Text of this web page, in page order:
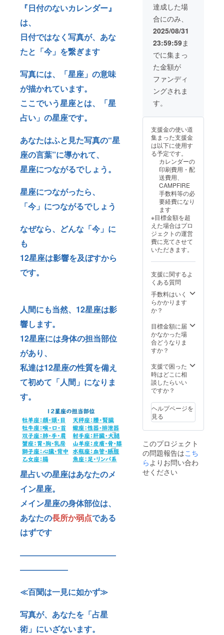
『日付のないカレンダー』
は、
日付ではなく写真が、あな
たと「今」を繋ぎます
写真には、「星座」の意味
が描かれています。
ここでいう星座とは、「星
占い」の星座です。
あなたはふと見た写真の“星
座の言葉”に導かれて、
星座につながるでしょう。
星座につながったら、
「今」につながるでしょう
なぜなら、どんな「今」に
も
12星座は影響を及ぼすから
です。
人間にも当然、12星座は影
響します。
12星座には身体の担当部位
があり、
私達は12星座の性質を備え
て初めて「人間」になりま
す。
星占いの星座はあなたのメ
イン星座。
メイン星座の身体部位は、
あなたの長所か弱点である
はずです
――――――――――――
――――――
≪百聞は一見に如かず≫
写真が、あなたを「占星
術」にいざないます。
達成した場
合にのみ、
2025/08/31
23:59:59ま
でに集まっ
た金額が
ファンディ
ングされま
す。
支援金の使い道
集まった支援金
は以下に使用す
る予定です。
カレンダーの
印刷費用・配
送費用、
CAMPFIRE
手数料等の必
要経費になり
ます
※目標金額を超
えた場合はプロ
ジェクトの運営
費に充てさせて
いただきます。
支援に関するよ
くある質問
手数料はいく
らかかります
か？
目標金額に届
かなかった場
合どうなりま
すか？
支援で困った
時はどこに相
談したらいい
ですか？
ヘルプページを
見る
このプロジェクト
の問題報告はこち
らよりお問い合わ
せください